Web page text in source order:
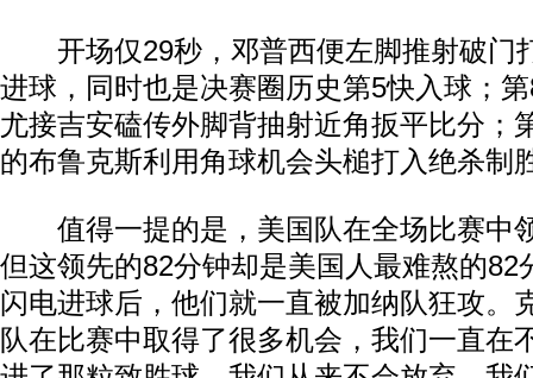
开场仅29秒，邓普西便左脚推射破门
进球，同时也是决赛圈历史第5快入球；
尤接吉安磕传外脚背抽射近角扳平比分；
的布鲁克斯利用角球机会头槌打入绝杀制
值得一提的是，美国队在全场比赛中
但这领先的82分钟却是美国人最难熬的82
闪电进球后，他们就一直被加纳队狂攻。
队在比赛中取得了很多机会，我们一直在